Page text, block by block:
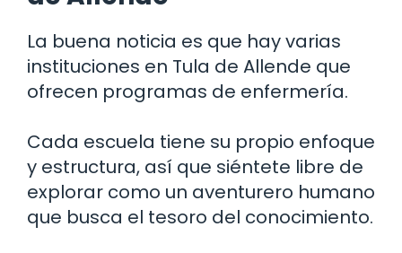
La buena noticia es que hay varias
instituciones en Tula de Allende que
ofrecen programas de enfermería.
Cada escuela tiene su propio enfoque
y estructura, así que siéntete libre de
explorar como un aventurero humano
que busca el tesoro del conocimiento.